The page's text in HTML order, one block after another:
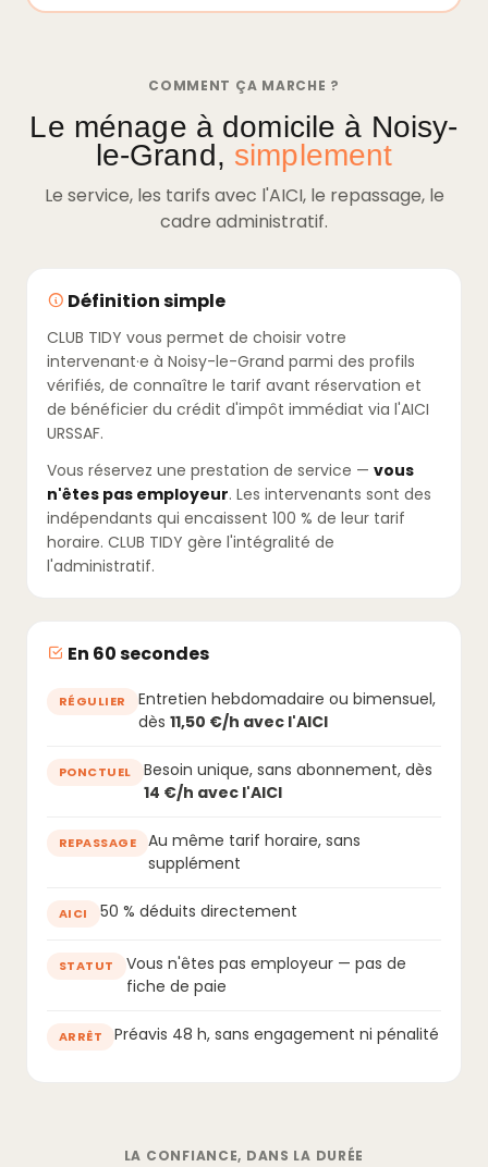
COMMENT ÇA MARCHE ?
Le ménage à domicile à Noisy-
le-Grand, simplement
Le service, les tarifs avec l'AICI, le repassage, le
cadre administratif.
Définition simple
CLUB TIDY vous permet de choisir votre
intervenant·e à Noisy-le-Grand parmi des profils
vérifiés, de connaître le tarif avant réservation et
de bénéficier du crédit d'impôt immédiat via l'AICI
URSSAF.
Vous réservez une prestation de service — vous
n'êtes pas employeur. Les intervenants sont des
indépendants qui encaissent 100 % de leur tarif
horaire. CLUB TIDY gère l'intégralité de
l'administratif.
En 60 secondes
RÉGULIER
Entretien hebdomadaire ou bimensuel,
dès 11,50 €/h avec l'AICI
PONCTUEL
Besoin unique, sans abonnement, dès
14 €/h avec l'AICI
REPASSAGE
Au même tarif horaire, sans
supplément
AICI 50 % déduits directement
STATUT
Vous n'êtes pas employeur — pas de
fiche de paie
ARRÊT Préavis 48 h, sans engagement ni pénalité
LA CONFIANCE, DANS LA DURÉE